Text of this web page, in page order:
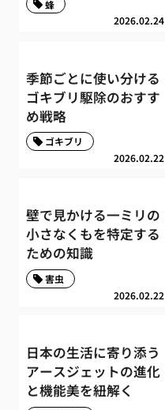
2026.02.24
蜂
季節ごとに使い分ける
ゴキブリ駆除のおすす
め戦略
2026.02.22
ゴキブリ
壁で見かける一ミリの
小さなくもを特定する
ための知識
2026.02.22
害虫
日本の生活に寄り添う
アースジェットの進化
と機能美を紐解く